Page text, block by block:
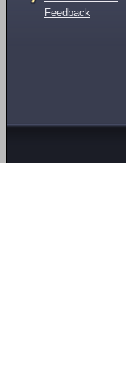
Feedback